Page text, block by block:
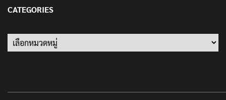
CATEGORIES